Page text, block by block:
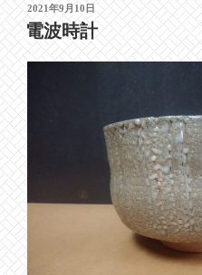
投
稿
日:
2021年9月10日
電波時計